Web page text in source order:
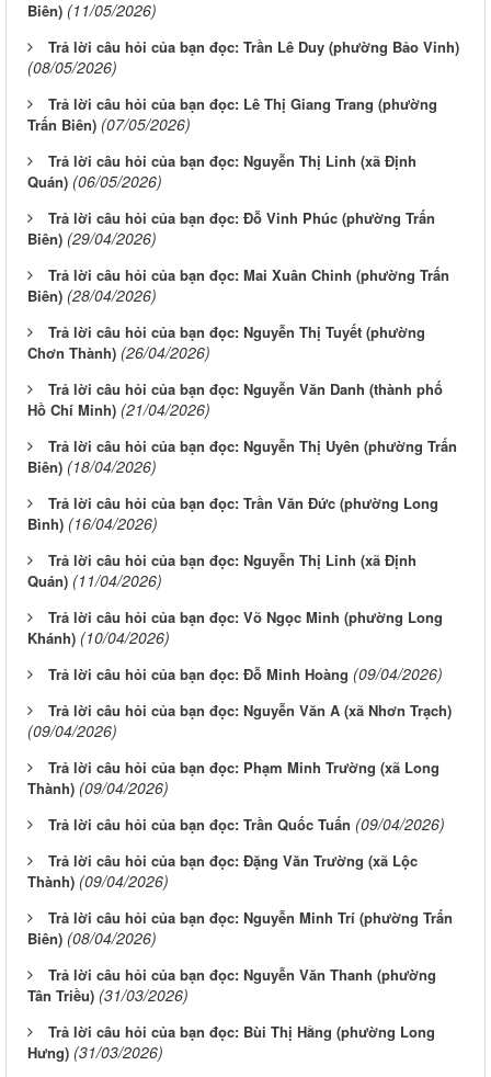
Biên) (11/05/2026)
Trả lời câu hỏi của bạn đọc: Trần Lê Duy (phường Bảo Vinh)
(08/05/2026)
Trả lời câu hỏi của bạn đọc: Lê Thị Giang Trang (phường
Trấn Biên) (07/05/2026)
Trả lời câu hỏi của bạn đọc: Nguyễn Thị Linh (xã Định
Quán) (06/05/2026)
Trả lời câu hỏi của bạn đọc: Đỗ Vinh Phúc (phường Trấn
Biên) (29/04/2026)
Trả lời câu hỏi của bạn đọc: Mai Xuân Chinh (phường Trấn
Biên) (28/04/2026)
Trả lời câu hỏi của bạn đọc: Nguyễn Thị Tuyết (phường
Chơn Thành) (26/04/2026)
Trả lời câu hỏi của bạn đọc: Nguyễn Văn Danh (thành phố
Hồ Chí Minh) (21/04/2026)
Trả lời câu hỏi của bạn đọc: Nguyễn Thị Uyên (phường Trấn
Biên) (18/04/2026)
Trả lời câu hỏi của bạn đọc: Trần Văn Đức (phường Long
Bình) (16/04/2026)
Trả lời câu hỏi của bạn đọc: Nguyễn Thị Linh (xã Định
Quán) (11/04/2026)
Trả lời câu hỏi của bạn đọc: Võ Ngọc Minh (phường Long
Khánh) (10/04/2026)
Trả lời câu hỏi của bạn đọc: Đỗ Minh Hoàng (09/04/2026)
Trả lời câu hỏi của bạn đọc: Nguyễn Văn A (xã Nhơn Trạch)
(09/04/2026)
Trả lời câu hỏi của bạn đọc: Phạm Minh Trường (xã Long
Thành) (09/04/2026)
Trả lời câu hỏi của bạn đọc: Trần Quốc Tuấn (09/04/2026)
Trả lời câu hỏi của bạn đọc: Đặng Văn Trường (xã Lộc
Thành) (09/04/2026)
Trả lời câu hỏi của bạn đọc: Nguyễn Minh Trí (phường Trấn
Biên) (08/04/2026)
Trả lời câu hỏi của bạn đọc: Nguyễn Văn Thanh (phường
Tân Triều) (31/03/2026)
Trả lời câu hỏi của bạn đọc: Bùi Thị Hằng (phường Long
Hưng) (31/03/2026)